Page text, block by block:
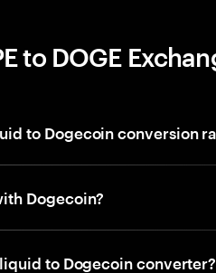
to DOGE
to Dogecoin conversion
Dogecoin?
to Dogecoin converter?